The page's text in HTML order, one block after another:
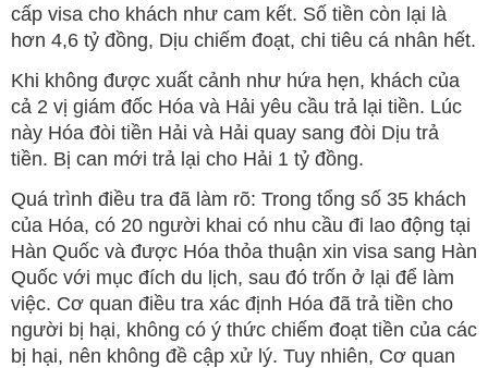
cấp visa cho khách như cam kết. Số tiền còn lại là
hơn 4,6 tỷ đồng, Dịu chiếm đoạt, chi tiêu cá nhân hết.
Khi không được xuất cảnh như hứa hẹn, khách của
cả 2 vị giám đốc Hóa và Hải yêu cầu trả lại tiền. Lúc
này Hóa đòi tiền Hải và Hải quay sang đòi Dịu trả
tiền. Bị can mới trả lại cho Hải 1 tỷ đồng.
Quá trình điều tra đã làm rõ: Trong tổng số 35 khách
của Hóa, có 20 người khai có nhu cầu đi lao động tại
Hàn Quốc và được Hóa thỏa thuận xin visa sang Hàn
Quốc với mục đích du lịch, sau đó trốn ở lại để làm
việc. Cơ quan điều tra xác định Hóa đã trả tiền cho
người bị hại, không có ý thức chiếm đoạt tiền của các
bị hại, nên không đề cập xử lý. Tuy nhiên, Cơ quan